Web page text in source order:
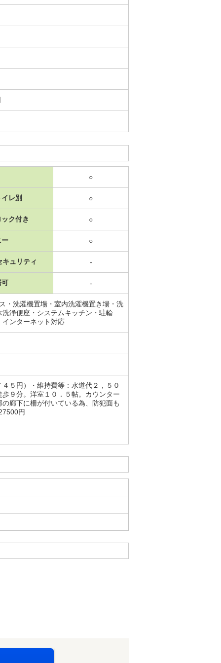
○
レ別 ○
ク付き ○
ー ○
キュリティ -
可 -
・洗濯機置場・室内洗濯機置き場・洗
浄便座・システムキッチン・駐輪
ンターネット対応
５円）・維持費等：水道代２，５０
９分。洋室１０．５帖。カウンター
廊下に柵が付いている為、防犯面も
円